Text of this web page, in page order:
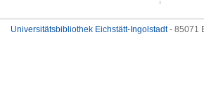
Universitätsbibliothek Eichstätt-Ingolstadt- 85071